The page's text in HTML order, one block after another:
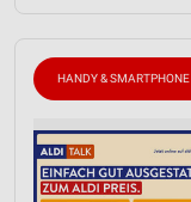
HANDY & SMARTPHONE